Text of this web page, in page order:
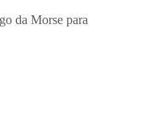
da Morse para